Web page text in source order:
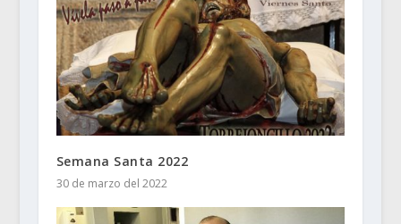
Semana Santa 2022
30 de marzo del 2022